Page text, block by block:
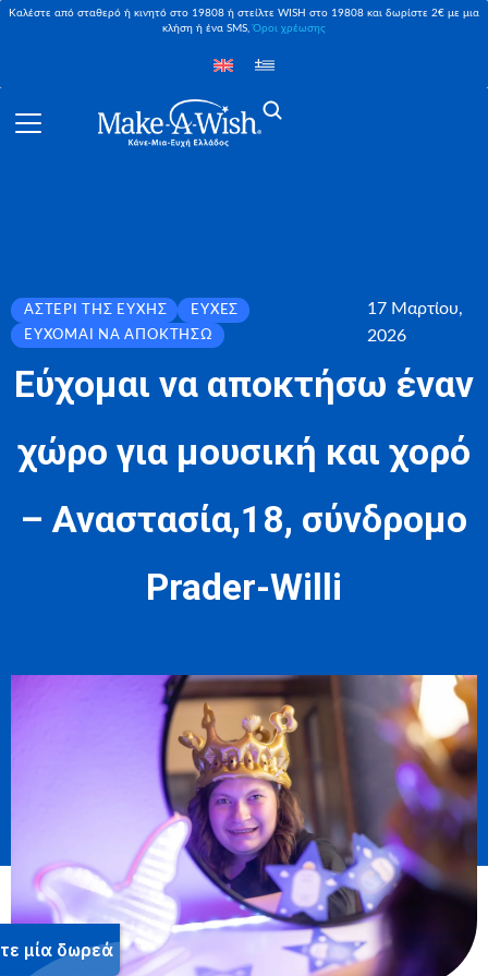
Καλέστε από σταθερό ή κινητό στο 19808 ή στείλτε WISH στο 19808 και δωρίστε 2€ με μια
κλήση ή ένα SMS,Όροι χρέωσης
ΑΣΤΈΡΙ ΤΗΣ ΕΥΧΉΣ
ΕΥΧΈΣ
ΕΎΧΟΜΑΙ ΝΑ ΑΠΟΚΤΉΣΩ
17 Μαρτίου,
2026
Εύχομαι να αποκτήσω έναν
χώρο για μουσική και χορό
– Αναστασία,18, σύνδρομο
Prader-Willi